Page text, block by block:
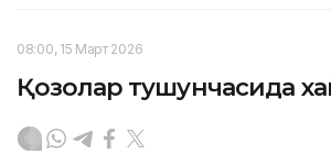
08:00, 15 Март 2026
Қозоқлар тушунчасида